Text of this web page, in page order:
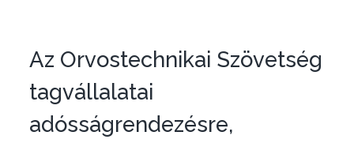
Az Orvostechnikai Szövetség
tagvállalatai
adósságrendezésre,